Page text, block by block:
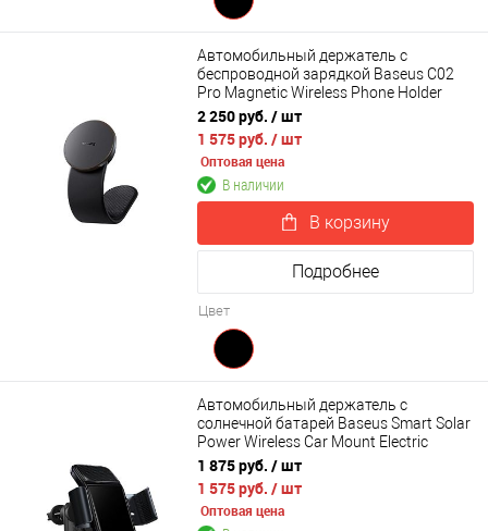
Автомобильный держатель с
беспроводной зарядкой Baseus C02
Pro Magnetic Wireless Phone Holder
15W (C40156000112-Z1)
2 250 руб. / шт
1 575 руб. / шт
Оптовая цена
В наличии
В корзину
Подробнее
Цвет
Автомобильный держатель с
солнечной батарей Baseus Smart Solar
Power Wireless Car Mount Electric
Holder Black (SUZG000001)
1 875 руб. / шт
1 575 руб. / шт
Оптовая цена